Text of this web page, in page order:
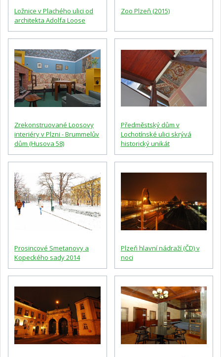
Ložnice v Plachého ulici od
architekta Adolfa Loose
Zoo Plzeň (2015)
Zrekonstruované Loosovy
interiéry v Plzni - Brummelův
dům (Husova 58)
Předměstský dům v
Lochotínské ulici skrývá
historický unikát
Prosincové Smetanovy a
Kopeckého sady 2014
Plzeň hlavní nádraží (ČD) v
noci